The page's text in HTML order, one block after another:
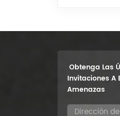
Obtenga Las
Invitaciones A
Amenazas